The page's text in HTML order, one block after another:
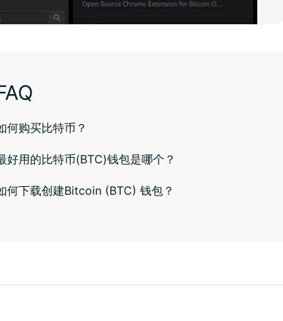
何购买比特币？
好用的比特币(BTC)钱包是哪个？
何下载创建Bitcoin (BTC) 钱包？